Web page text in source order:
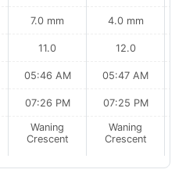
7.0 mm
11.0
05:46 AM
07:26 PM
Waning
Crescent
4.0 mm
12.0
05:47 AM
07:25 PM
Waning
Crescent